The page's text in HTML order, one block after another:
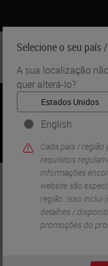
Selecione o seu país
A sua localização
quer alterá-lo?
English
Cada país /
requisitos
informações
website são
região. Isso inclui
detalhes /
promoções do
• IHC e ISH •